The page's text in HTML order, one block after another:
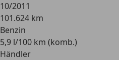
10/2011
101.624 km
Benzin
5,9 l/100 km (komb.)
Händler